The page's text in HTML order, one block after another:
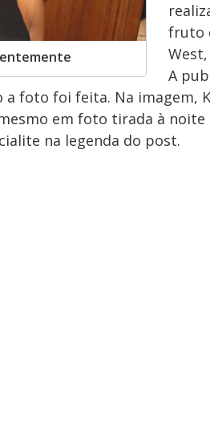
fruto
West,
A
foto foi feita. Na imagem,
em foto tirada à
na legenda do post.